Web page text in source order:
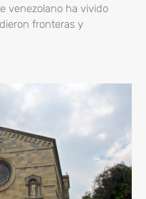
venezolano ha vivido
fronteras y